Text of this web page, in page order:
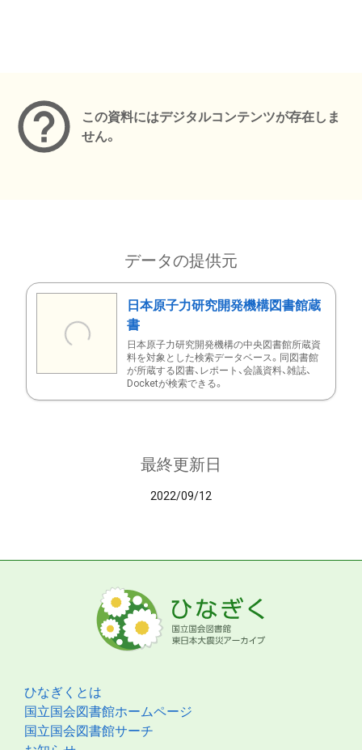
この資料にはデジタルコンテンツが存在しま
せん。
データの提供元
日本原子力研究開発機構図書館蔵
書
日本原子力研究開発機構の中央図書館所蔵資
料を対象とした検索データベース。同図書館
が所蔵する図書、レポート、会議資料、雑誌、
Docketが検索できる。
最終更新日
2022/09/12
ひなぎくとは
国立国会図書館ホームページ
国立国会図書館サーチ